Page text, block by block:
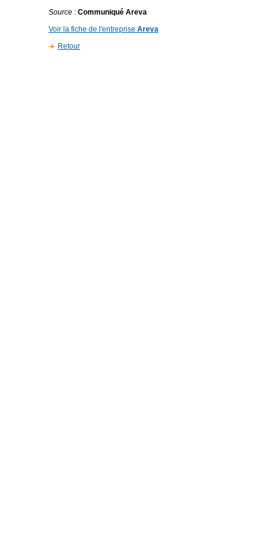
Source : Communiqué Areva
Voir la fiche de l'entreprise Areva
Retour